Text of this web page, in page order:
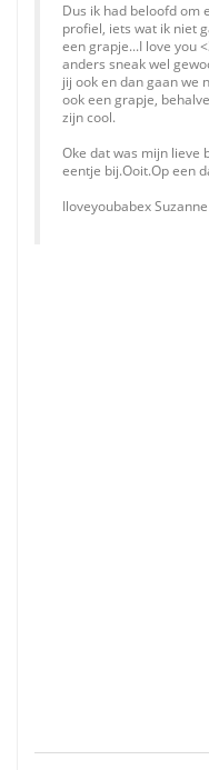
Dus ik had beloofd om
profiel, iets wat ik niet
een grapje...I love you
anders sneak wel
jij ook en dan gaan we
ook een grapje,
zijn cool.
Oke dat was mijn lieve
eentje bij.Ooit.Op een
Iloveyoubabex